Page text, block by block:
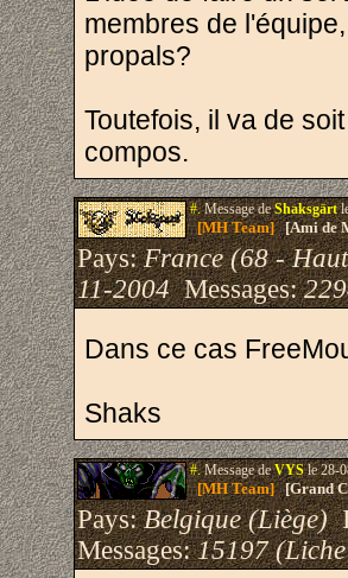
membres de
propals?
Toutefois, il va de
compos.
#.Message deShaksgärt
[MH Team][Ami de
Pays:France (68 -
11-2004Messages:
Dans ce cas
Shaks
#.Message deVYSle 28-
[MH Team][Grand
Pays:Belgique (Liège)
Messages:15197